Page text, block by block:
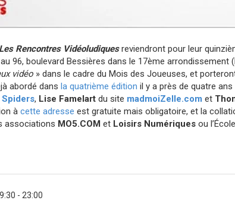
Les Rencontres Vidéoludiquesreviendront pour leur
96, boulevard Bessières dans le 17ème
vidéo » dans le cadre du Mois des Joueuses, et
abordé dans la quatrième édition il y a près de quatre
Spiders, Lise Famelart du site madmoiZelle.com et
à cette adresse est gratuite mais obligatoire, et la
associations MO5.COM et Loisirs Numériques ou
- 23:00